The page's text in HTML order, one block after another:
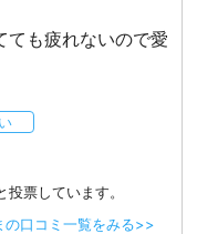
ても疲れないので愛
票しています。
の口コミ一覧をみる>>